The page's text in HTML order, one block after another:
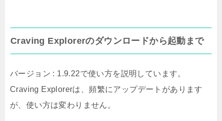
Craving Explorerのダウンロードから起動まで
バージョン : 1.9.22で使い方を説明しています。
Craving Explorerは、頻繁にアップデートがあります
が、使い方は変わりません。